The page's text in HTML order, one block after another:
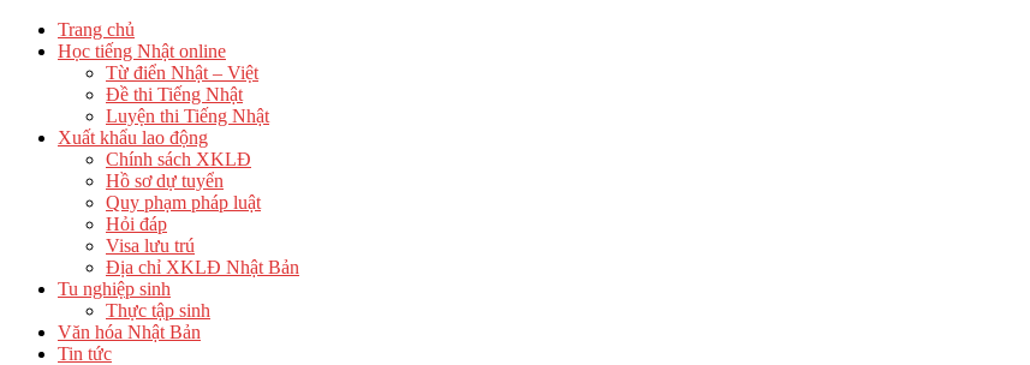
Trang chủ
Học tiếng Nhật online
Từ điển Nhật – Việt
Đề thi Tiếng Nhật
Luyện thi Tiếng Nhật
Xuất khẩu lao động
Chính sách XKLĐ
Hồ sơ dự tuyển
Quy phạm pháp luật
Hỏi đáp
Visa lưu trú
Địa chỉ XKLĐ Nhật Bản
Tu nghiệp sinh
Thực tập sinh
Văn hóa Nhật Bản
Tin tức